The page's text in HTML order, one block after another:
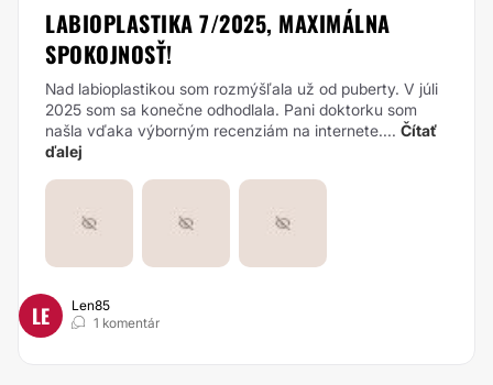
LABIOPLASTIKA 7/2025, MAXIMÁLNA
SPOKOJNOSŤ!
Nad labioplastikou som rozmýšľala už od puberty. V júli
2025 som sa konečne odhodlala. Pani doktorku som
našla vďaka výborným recenziám na internete.... Čítať
ďalej
LE
Len85
1 komentár